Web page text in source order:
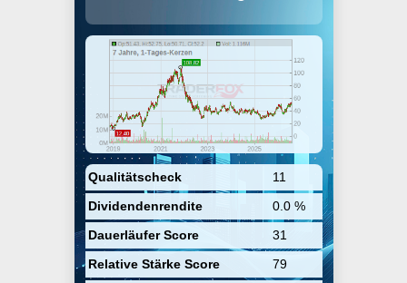
Qualitätscheck
11
Dividendenrendite
0.0 %
Dauerläufer Score
31
Relative Stärke Score
79
outdoor and recreation market. Its
products include coolers,
drinkware, travel bags, backpacks,
multipurpose buckets, outdoor
chairs, blankets, dog bowls,
apparel, and accessories. The
company was founded by Roy J.
Seiders and Ryan R. Seiders in
2006 and is headquartered in
Austin, TX.